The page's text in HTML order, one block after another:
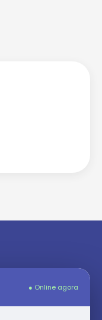
● Online agora